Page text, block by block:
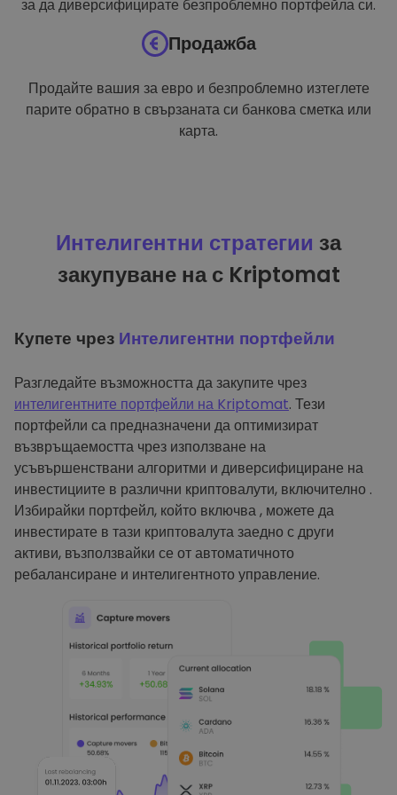
за да диверсифицирате безпроблемно портфейла си.
Продажба
Продайте вашия за евро и безпроблемно изтеглете
парите обратно в свързаната си банкова сметка или
карта.
Интелигентни стратегии за
закупуване на с Kriptomat
Купете чрез Интелигентни портфейли
Разгледайте възможността да закупите чрез
интелигентните портфейли на Kriptomat. Тези
портфейли са предназначени да оптимизират
възвръщаемостта чрез използване на
усъвършенствани алгоритми и диверсифициране на
инвестициите в различни криптовалути, включително .
Избирайки портфейл, който включва , можете да
инвестирате в тази криптовалута заедно с други
активи, възползвайки се от автоматичното
ребалансиране и интелигентното управление.